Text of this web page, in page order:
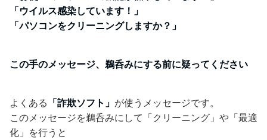
「ウイルス感染しています！」
「パソコンをクリーニングしますか？」
この手のメッセージ、鵜呑みにする前に疑ってください
よくある 「詐欺ソフト」 が使うメッセージです。
このメッセージを鵜呑みにして「クリーニング」や「最適
化」を行うと